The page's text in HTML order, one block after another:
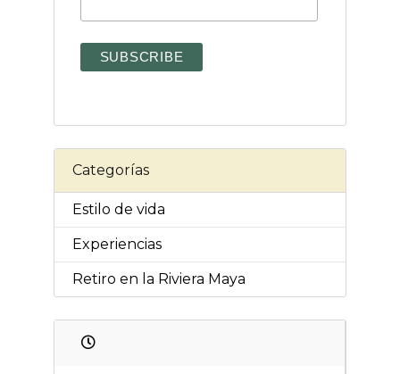
Categorías
Estilo de vida
Experiencias
Retiro en la Riviera Maya